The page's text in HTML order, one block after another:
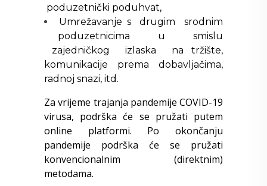
poduzetnički poduhvat,
Umrežavanje s drugim srodnim
poduzetnicima u smislu
zajedničkog izlaska na tržište,
komunikacije prema dobavljačima,
radnoj snazi, itd.
Za vrijeme trajanja pandemije COVID-19
virusa, podrška će se pružati putem
online platformi. Po okončanju
pandemije podrška će se pružati
konvencionalnim (direktnim)
metodama.